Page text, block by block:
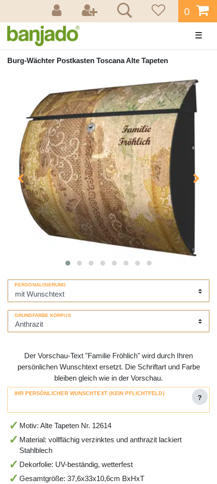
0
☰
Burg-Wächter Postkasten Toscana Alte Tapeten
PERSONALISIERUNG
GRUNDFARBE KORPUS
Der Vorschau-Text "Familie Fröhlich" wird durch Ihren
persönlichen Wunschtext ersetzt. Die Schriftart und Farbe
bleiben gleich wie in der Vorschau.
IHR PERSÖNLICHER WUNSCHTEXT (KEIN PFLICHTFELD)
?
Motiv: Alte Tapeten Nr. 12614
Material: vollflächig verzinktes und anthrazit lackiert
Stahlblech
Dekorfolie: UV-beständig, wetterfest
Gesamtgröße: 37,6x33x10,6cm BxHxT